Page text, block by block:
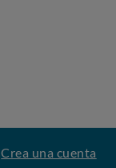
Crea una cuenta